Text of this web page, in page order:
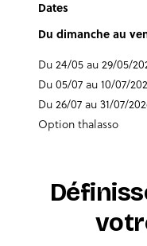
Dates
Du dimanche au
Du 24/05 au 29/05/
Du 05/07 au 10/07/
Du 26/07 au 31/07/
Option thalasso